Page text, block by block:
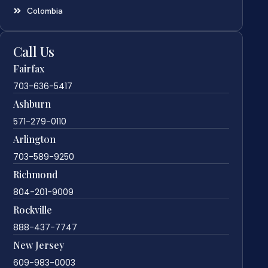
Colombia
Call Us
Fairfax
703-636-5417
Ashburn
571-279-0110
Arlington
703-589-9250
Richmond
804-201-9009
Rockville
888-437-7747
New Jersey
609-983-0003